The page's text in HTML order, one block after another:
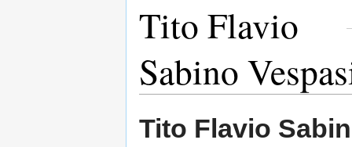
Tito Flavio
Sabino
Tito Flavio